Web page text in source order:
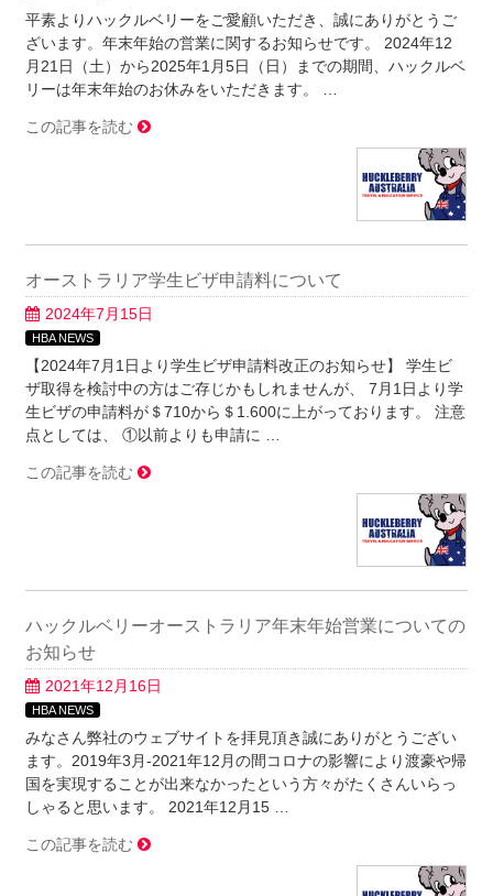
平素よりハックルベリーをご愛顧いただき、誠にありがとうご
ざいます。年末年始の営業に関するお知らせです。 2024年12
月21日（土）から2025年1月5日（日）までの期間、ハックルベ
リーは年末年始のお休みをいただきます。 …
この記事を読む
オーストラリア学生ビザ申請料について
2024年7月15日
HBA NEWS
【2024年7月1日より学生ビザ申請料改正のお知らせ】 学生ビ
ザ取得を検討中の方はご存じかもしれませんが、 7月1日より学
生ビザの申請料が＄710から＄1.600に上がっております。 注意
点としては、 ①以前よりも申請に …
この記事を読む
ハックルベリーオーストラリア年末年始営業についての
お知らせ
2021年12月16日
HBA NEWS
みなさん弊社のウェブサイトを拝見頂き誠にありがとうござい
ます。2019年3月‐2021年12月の間コロナの影響により渡豪や帰
国を実現することが出来なかったという方々がたくさんいらっ
しゃると思います。 2021年12月15 …
この記事を読む